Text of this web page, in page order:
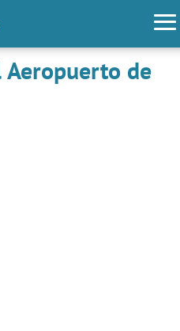
Aeropuerto de